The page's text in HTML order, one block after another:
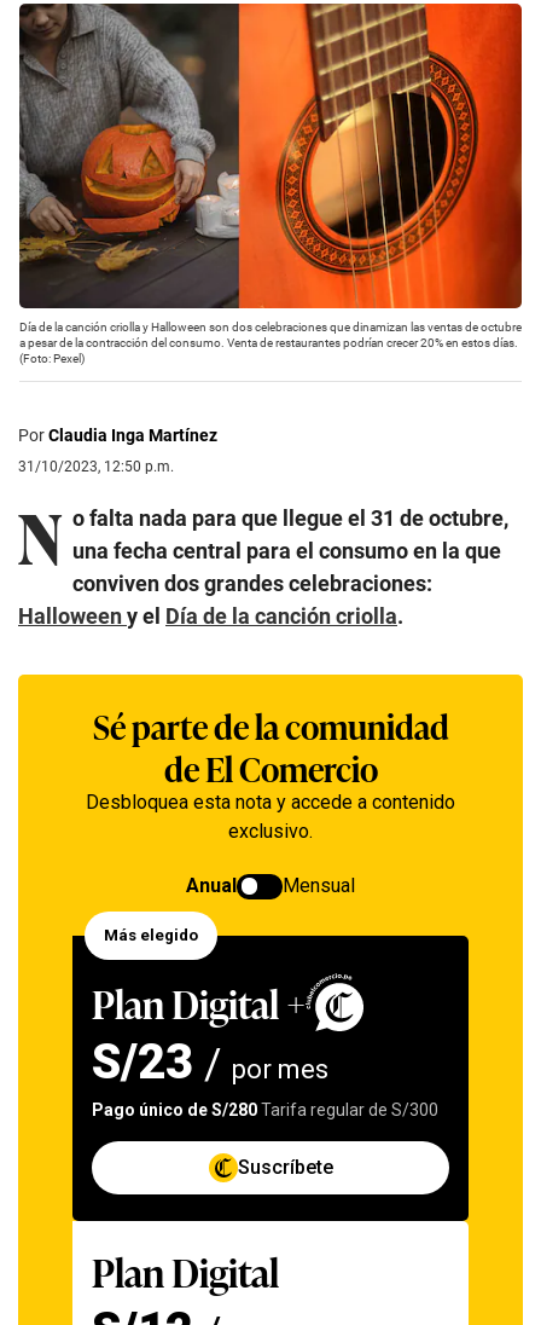
Día de la canción criolla y Halloween son dos celebraciones que dinamizan las ventas de octubre
a pesar de la contracción del consumo. Venta de restaurantes podrían crecer 20% en estos días.
(Foto: Pexel)
PorClaudia Inga Martínez
31/10/2023, 12:50 p.m.
N o falta nada para que llegue el 31 de octubre,
una fecha central para el consumo en la que
conviven dos grandes celebraciones:
Halloweeny el Día de la canción criolla.